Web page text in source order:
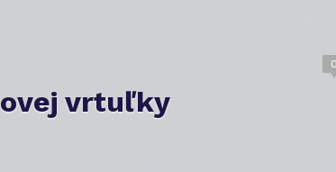
0
vrtuľky